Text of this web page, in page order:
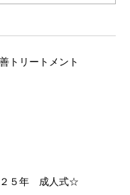
トリートメント
５年 成人式☆